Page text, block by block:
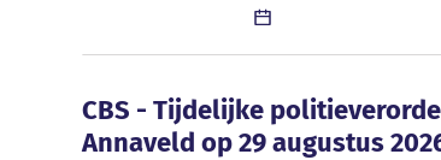
CBS - Tijdelijke
CBS - Tijdelijke
Annaveld op 29 augustus